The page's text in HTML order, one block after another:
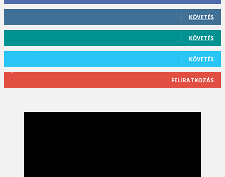
412 Követő
KÖVETÉS
59 Követő
KÖVETÉS
101 Követő
KÖVETÉS
2,589 Feliratkozó
FELIRATKOZÁS